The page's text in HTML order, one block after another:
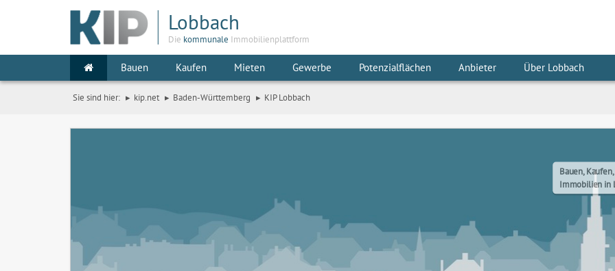
Lobbach
Die kommunale Immobilienplattform
Bauen Kaufen Mieten Gewerbe Potenzialflächen Anbieter Über Lobbach
Sie sind hier: kip.net Baden-Württemberg KIP Lobbach
Bauen,
Immobilien in